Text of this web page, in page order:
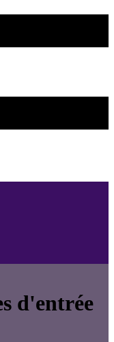
d'entrée